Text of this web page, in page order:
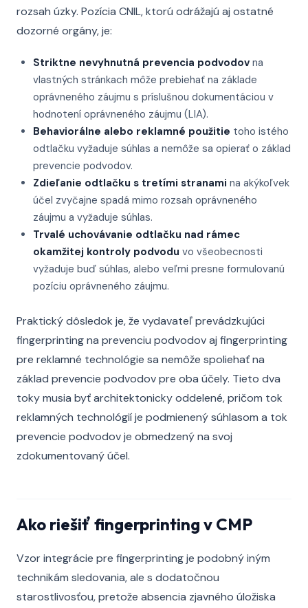
rozsah úzky. Pozícia CNIL, ktorú odrážajú aj ostatné
dozorné orgány, je:
Striktne nevyhnutná prevencia podvodov na
vlastných stránkach môže prebiehať na základe
oprávneného záujmu s príslušnou dokumentáciou v
hodnotení oprávneného záujmu (LIA).
Behaviorálne alebo reklamné použitie toho istého
odtlačku vyžaduje súhlas a nemôže sa opierať o základ
prevencie podvodov.
Zdieľanie odtlačku s tretími stranami na akýkoľvek
účel zvyčajne spadá mimo rozsah oprávneného
záujmu a vyžaduje súhlas.
Trvalé uchovávanie odtlačku nad rámec
okamžitej kontroly podvodu vo všeobecnosti
vyžaduje buď súhlas, alebo veľmi presne formulovanú
pozíciu oprávneného záujmu.
Praktický dôsledok je, že vydavateľ prevádzkujúci
fingerprinting na prevenciu podvodov aj fingerprinting
pre reklamné technológie sa nemôže spoliehať na
základ prevencie podvodov pre oba účely. Tieto dva
toky musia byť architektonicky oddelené, pričom tok
reklamných technológií je podmienený súhlasom a tok
prevencie podvodov je obmedzený na svoj
zdokumentovaný účel.
Ako riešiť fingerprinting v CMP
Vzor integrácie pre fingerprinting je podobný iným
technikám sledovania, ale s dodatočnou
starostlivosťou, pretože absencia zjavného úložiska